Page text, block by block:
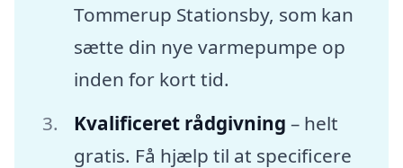
Tommerup Stationsby, som kan
sætte din nye varmepumpe op
inden for kort tid.
Kvalificeret rådgivning – helt
gratis. Få hjælp til at specificere